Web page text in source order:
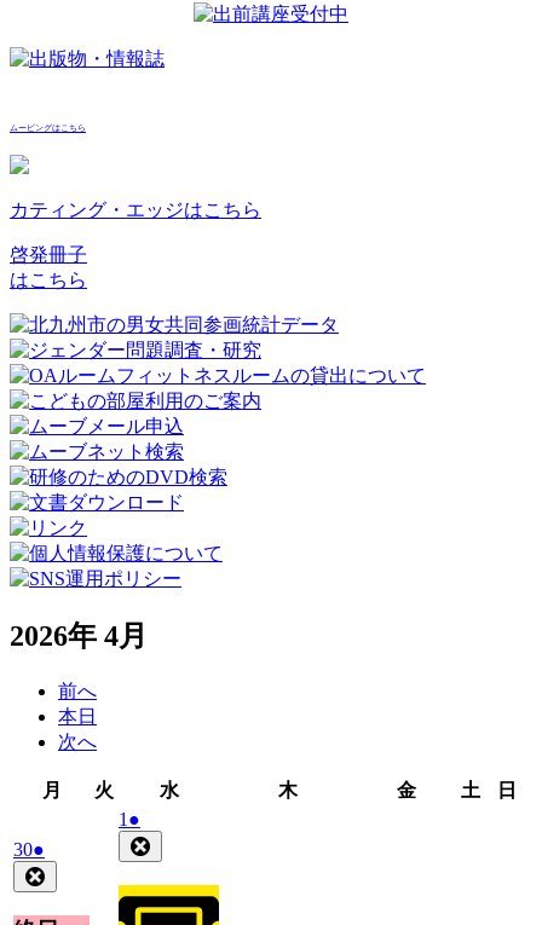
ムービングはこちら
カティング・エッジはこちら
啓発冊子
はこちら
2026年 4月
前へ
本日
次へ
月 火
曜
日
水水
木木
金金
土 日
302026
年
3
月
●
件
の
1 2026
年
4
月
1
●
件
の
イ
ベ